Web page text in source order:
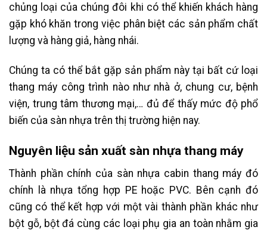
chủng loại của chúng đôi khi có thể khiến khách hàng
gặp khó khăn trong việc phân biệt các sản phẩm chất
lượng và hàng giả, hàng nhái.
Chúng ta có thể bắt gặp sản phẩm này tại bất cứ loại
thang máy công trình nào như nhà ở, chung cư, bệnh
viện, trung tâm thương mại,… đủ để thấy mức độ phổ
biến của sàn nhựa trên thị trường hiện nay.
Nguyên liệu sản xuất sàn nhựa thang máy
Thành phần chính của sàn nhựa cabin thang máy đó
chính là nhựa tổng hợp PE hoặc PVC. Bên cạnh đó
cũng có thể kết hợp với một vài thành phần khác như
bột gỗ, bột đá cùng các loại phụ gia an toàn nhằm gia